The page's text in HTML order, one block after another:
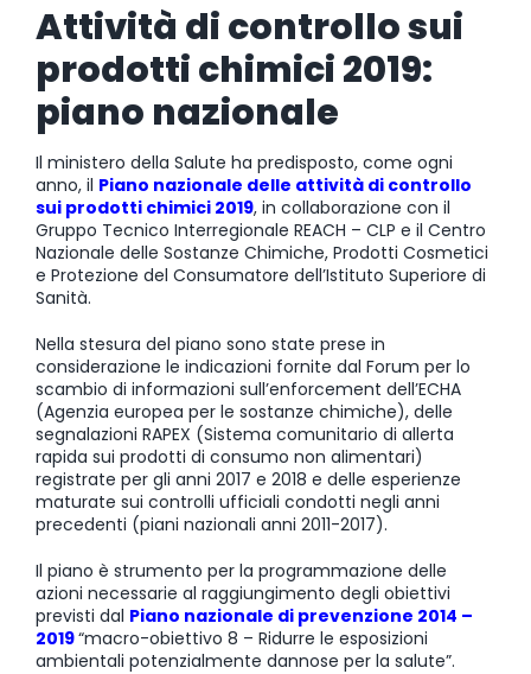
CONTATTI
Attività di controllo sui
prodotti chimici 2019:
piano nazionale
Il ministero della Salute ha predisposto, come ogni
anno, il Piano nazionale delle attività di controllo
sui prodotti chimici 2019, in collaborazione con il
Gruppo Tecnico Interregionale REACH – CLP e il Centro
Nazionale delle Sostanze Chimiche, Prodotti Cosmetici
e Protezione del Consumatore dell’Istituto Superiore di
Sanità.
Nella stesura del piano sono state prese in
considerazione le indicazioni fornite dal Forum per lo
scambio di informazioni sull’enforcement dell’ECHA
(Agenzia europea per le sostanze chimiche), delle
segnalazioni RAPEX (Sistema comunitario di allerta
rapida sui prodotti di consumo non alimentari)
registrate per gli anni 2017 e 2018 e delle esperienze
maturate sui controlli ufficiali condotti negli anni
precedenti (piani nazionali anni 2011-2017).
Il piano è strumento per la programmazione delle
azioni necessarie al raggiungimento degli obiettivi
previsti dal Piano nazionale di prevenzione 2014 –
2019“macro-obiettivo 8 – Ridurre le esposizioni
ambientali potenzialmente dannose per la salute”.